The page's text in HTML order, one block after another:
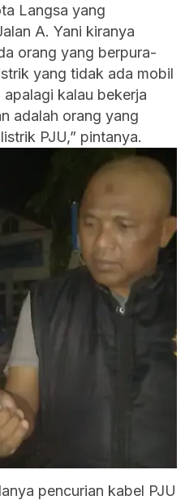
Langsa yang
A. Yani kiranya
orang yang berpura-
yang tidak ada mobil
kalau bekerja
adalah orang yang
PJU,” pintanya.
pencurian kabel PJU